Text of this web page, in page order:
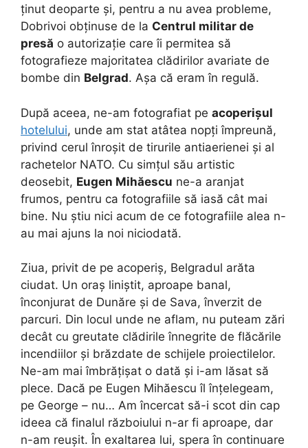
ținut deoparte și, pentru a nu avea probleme,
Dobrivoi obținuse de la Centrul militar de
presă o autorizație care îi permitea să
fotografieze majoritatea clădirilor avariate de
bombe din Belgrad. Așa că eram în regulă.
După aceea, ne-am fotografiat pe acoperișul
hotelului, unde am stat atâtea nopți împreună,
privind cerul înroșit de tirurile antiaerienei și al
rachetelor NATO. Cu simțul său artistic
deosebit, Eugen Mihăescu ne-a aranjat
frumos, pentru ca fotografiile să iasă cât mai
bine. Nu știu nici acum de ce fotografiile alea n-
au mai ajuns la noi niciodată.
Ziua, privit de pe acoperiș, Belgradul arăta
ciudat. Un oraș liniștit, aproape banal,
înconjurat de Dunăre și de Sava, înverzit de
parcuri. Din locul unde ne aflam, nu puteam zări
decât cu greutate clădirile înnegrite de flăcările
incendiilor și brăzdate de schijele proiectilelor.
Ne-am mai îmbrățișat o dată și i-am lăsat să
plece. Dacă pe Eugen Mihăescu îl înțelegeam,
pe George – nu… Am încercat să-i scot din cap
ideea că finalul războiului n-ar fi aproape, dar
n-am reușit. În exaltarea lui, spera în continuare